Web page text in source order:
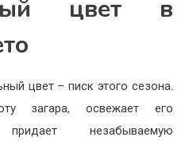
цвет в
цвет – писк этого сезона.
загара, освежает его
незабываемую